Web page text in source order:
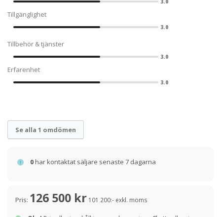
3.0
Tillgänglighet
3.0
Tillbehör & tjänster
3.0
Erfarenhet
3.0
Se alla 1 omdömen
0har kontaktat säljare senaste 7 dagarna
Pris: 126 500 kr 101 200:- exkl. moms